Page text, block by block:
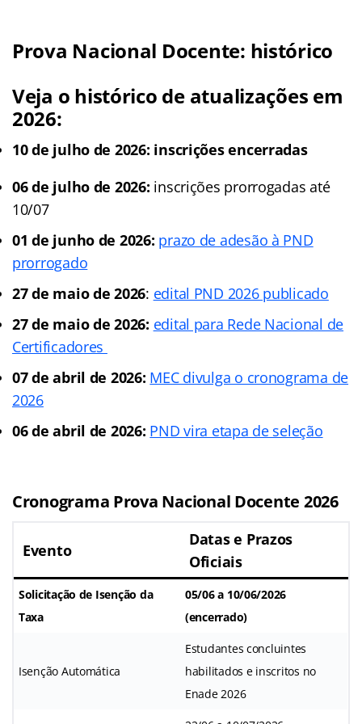
Prova Nacional Docente: histórico
Veja o histórico de atualizações em
2026:
10 de julho de 2026: inscrições encerradas
06 de julho de 2026: inscrições prorrogadas até
10/07
01 de junho de 2026: prazo de adesão à PND
prorrogado
27 de maio de 2026: edital PND 2026 publicado
27 de maio de 2026: edital para Rede Nacional de
Certificadores
07 de abril de 2026: MEC divulga o cronograma de
2026
06 de abril de 2026: PND vira etapa de seleção
Cronograma Prova Nacional Docente 2026
Evento
Datas e Prazos
Oficiais
Solicitação de Isenção da
Taxa
05/06 a 10/06/2026
(encerrado)
Isenção Automática
Estudantes concluintes
habilitados e inscritos no
Enade 2026